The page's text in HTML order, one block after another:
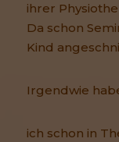
ihrer
Da schon
Kind
Irgendwie
ich schon in